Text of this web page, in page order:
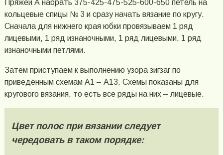
Пряжей А набрать 375-425-475-525-600-650 петель на
кольцевые спицы № 3 и сразу начать вязание по кругу.
Сначала для нижнего края юбки провязываем 1 ряд
лицевыми, 1 ряд изнаночными, 1 ряд лицевыми, 1 ряд
изнаночными петлями.
Затем приступаем к выполнению узора зигзаг по
приведённым схемам А1 – А13. Схемы показаны для
кругового вязания, то есть все ряды на них – лицевые.
Цвет полос при вязании следует
чередовать в таком порядке: